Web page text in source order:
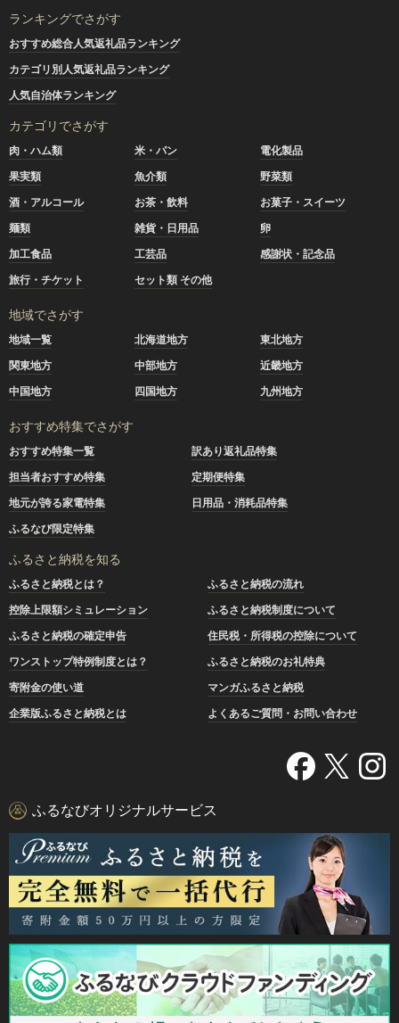
ランキングでさがす
おすすめ総合人気返礼品ランキング
カテゴリ別人気返礼品ランキング
人気自治体ランキング
カテゴリでさがす
肉・ハム類 米・パン
電化製品
果実類
魚介類
野菜類
酒・アルコール
お茶・飲料
お菓子・スイーツ
麺類
雑貨・日用品
卵
加工食品
工芸品
感謝状・記念品
旅行・チケット
セット類 その他
地域でさがす
地域一覧 北海道地方
東北地方
関東地方
中部地方
近畿地方
中国地方
四国地方 九州地方
おすすめ特集でさがす
おすすめ特集一覧
訳あり返礼品特集
担当者おすすめ特集
定期便特集
地元が誇る家電特集
日用品・消耗品特集
ふるなび限定特集
ふるさと納税を知る
ふるさと納税とは？
ふるさと納税の流れ
控除上限額シミュレーション
ふるさと納税制度について
ふるさと納税の確定申告
住民税・所得税の控除について
ワンストップ特例制度とは？
ふるさと納税のお礼特典
寄附金の使い道
マンガふるさと納税
企業版ふるさと納税とは
よくあるご質問・お問い合わせ
ふるなびオリジナルサービス